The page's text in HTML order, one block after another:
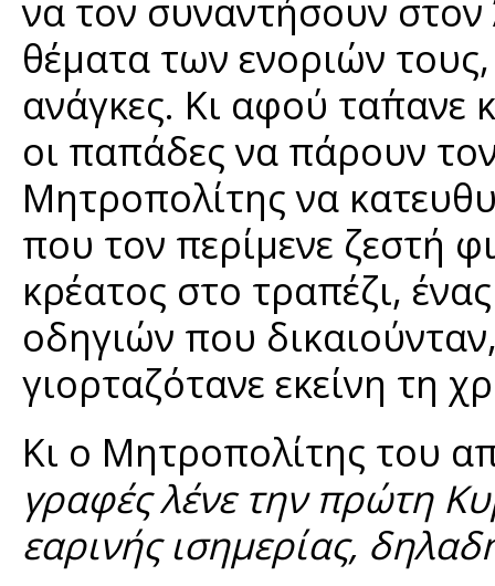
να τον συναντήσουν στον
θέματα των ενοριών
ανάγκες. Κι αφού τα΄πανε
οι παπάδες να πάρουν
Μητροπολίτης να
που τον περίμενε ζεστή
κρέατος στο τραπέζι,
οδηγιών που
γιορταζότανε εκείνη τη
Κι ο Μητροπολίτης του
γραφές λένε την πρώτη
εαρινής ισημερίας,